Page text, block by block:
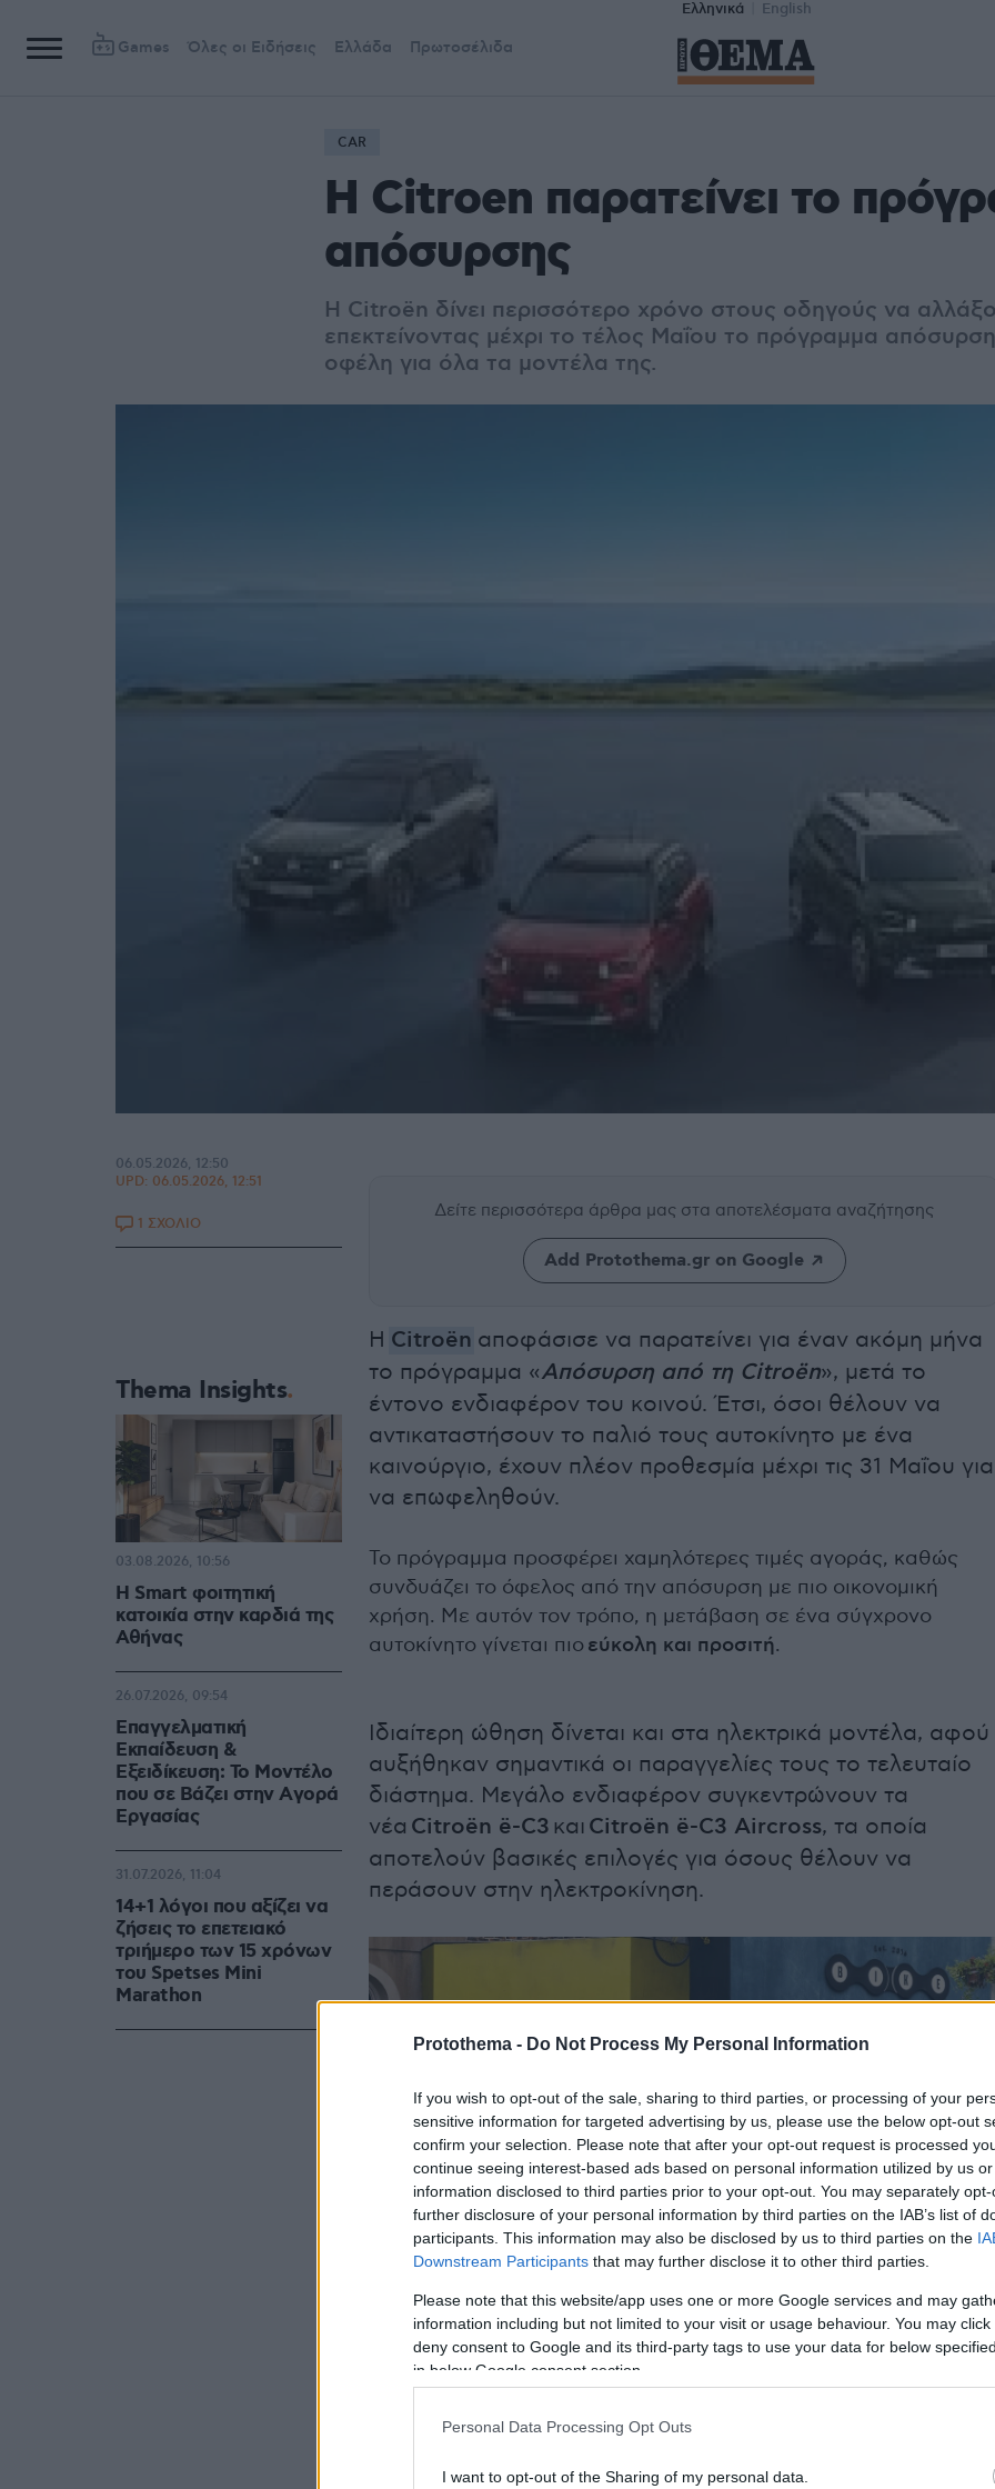
Protothema - Do Not Process My Personal Information
If you wish to opt-out of the sale, sharing to third parties, or processing of your
sensitive information for targeted advertising by us, please use the below opt-out
confirm your selection. Please note that after your opt-out request is processed
continue seeing interest-based ads based on personal information utilized by us
information disclosed to third parties prior to your opt-out. You may separately
further disclosure of your personal information by third parties on the IAB’s list of
participants. This information may also be disclosed by us to third parties on the
Downstream Participants that may further disclose it to other third parties.
Please note that this website/app uses one or more Google services and may
information including but not limited to your visit or usage behaviour. You may
deny consent to Google and its third-party tags to use your data for below
in below Google consent section.
Personal Data Processing Opt Outs
I want to opt-out of the Sharing of my personal data.
Ελληνικά English
Games Όλες οι Ειδήσεις Ελλάδα Πρωτοσέλιδα
CAR
Η Citroen παρατείνει το
απόσυρσης
Η Citroën δίνει περισσότερο χρόνο στους οδηγούς να
επεκτείνοντας μέχρι το τέλος Μαΐου το πρόγραμμα
οφέλη για όλα τα μοντέλα της.
Δείτε περισσότερα άρθρα μας στα αποτελέσματα αναζήτησης
Add Protothema.gr on Google
Η Citroën αποφάσισε να παρατείνει για έναν ακόμη μήνα
το πρόγραμμα «Απόσυρση από τη Citroën», μετά το
έντονο ενδιαφέρον του κοινού. Έτσι, όσοι θέλουν να
αντικαταστήσουν το παλιό τους αυτοκίνητο με ένα
καινούργιο, έχουν πλέον προθεσμία μέχρι τις 31 Μαΐου για
να επωφεληθούν.
Το πρόγραμμα προσφέρει χαμηλότερες τιμές αγοράς, καθώς
συνδυάζει το όφελος από την απόσυρση με πιο οικονομική
χρήση. Με αυτόν τον τρόπο, η μετάβαση σε ένα σύγχρονο
αυτοκίνητο γίνεται πιοεύκολη και προσιτή.
Ιδιαίτερη ώθηση δίνεται και στα ηλεκτρικά μοντέλα, αφού
αυξήθηκαν σημαντικά οι παραγγελίες τους το τελευταίο
διάστημα. Μεγάλο ενδιαφέρον συγκεντρώνουν τα
νέα Citroën ë-C3 και Citroën ë-C3 Aircross, τα οποία
αποτελούν βασικές επιλογές για όσους θέλουν να
περάσουν στην ηλεκτροκίνηση.
Το όφελος της απόσυρσης ισχύει για όλη τη γκάμα επιβατικών
υβριδικά ή αμιγώς ηλεκτρικά αυτοκίνητα
06.05.2026, 12:50
UPD: 06.05.2026, 12:51
1 ΣΧΟΛΙΟ
Thema Insights
Η Smart φοιτητική
κατοικία στην καρδιά της
Αθήνας
03.08.2026, 10:56
Επαγγελματική
Εκπαίδευση &
Εξειδίκευση: Το Mοντέλο
που σε Bάζει στην Aγορά
Eργασίας
26.07.2026, 09:54
14+1 λόγοι που αξίζει να
ζήσεις το επετειακό
τριήμερο των 15 χρόνων
του Spetses Mini
Marathon
31.07.2026, 11:04